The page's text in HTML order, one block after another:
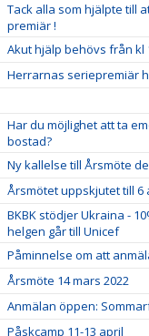
Tack alla som hjälpte till
premiär !
Akut hjälp behövs från kl
Herrarnas seriepremiär
Har du möjlighet att ta
bostad?
Ny kallelse till Årsmöte
Årsmötet uppskjutet till 6
BKBK stödjer Ukraina -
helgen går till Unicef
Påminnelse om att
Årsmöte 14 mars 2022
Anmälan öppen:
Påskcamp 11-13 april